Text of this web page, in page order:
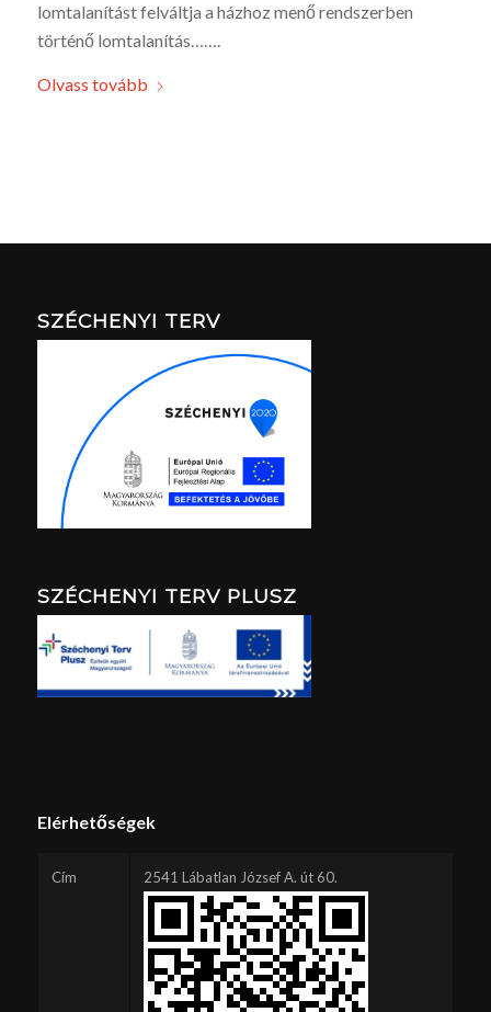
lomtalanítást felváltja a házhoz menő rendszerben
történő lomtalanítás…….
Olvass tovább
SZÉCHENYI TERV
SZÉCHENYI TERV PLUSZ
Elérhetőségek
Cím 2541 Lábatlan József A. út 60.